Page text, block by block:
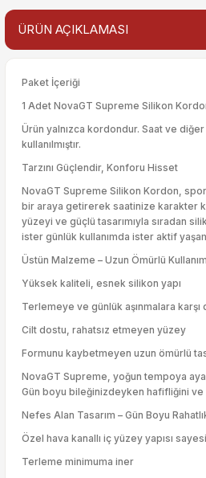
ÜRÜN AÇIKLAMASI
Paket İçeriği
1 Adet NovaGT Supreme Silikon
Ürün yalnızca kordondur. Saat ve
kullanılmıştır.
Tarzını Güçlendir, Konforu Hisset
NovaGT Supreme Silikon Kordon,
bir araya getirerek saatinize karakter
yüzeyi ve güçlü tasarımıyla sıradan
ister günlük kullanımda ister aktif
Üstün Malzeme – Uzun Ömürlü Kullanım
Yüksek kaliteli, esnek silikon yapı
Terlemeye ve günlük aşınmalara karşı
Cilt dostu, rahatsız etmeyen yüzey
Formunu kaybetmeyen uzun ömürlü
NovaGT Supreme, yoğun tempoya
Gün boyu bileğinizdeyken hafifliğini ve
Nefes Alan Tasarım – Gün Boyu
Özel hava kanallı iç yüzey yapısı
Terleme minimuma iner